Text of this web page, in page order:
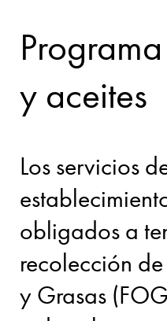
y aceites
Los servicios
obligados a
recolección
y Grasas